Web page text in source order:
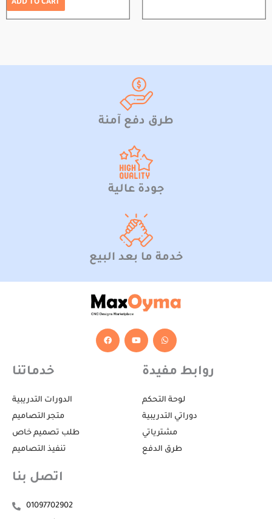
ADD TO CART
طرق دفع آمنة
جودة عالية
خدمة ما بعد البيع
F
a
Y
o
W
h
s
a
خدماتنا
الدورات التدريبية
متجر التصاميم
طلب تصميم خاص
تنفيذ التصاميم
روابط مفيدة
لوحة التحكم
دوراتي التدريبية
مشترياتي
طرق الدفع
اتصل بنا
01097702902